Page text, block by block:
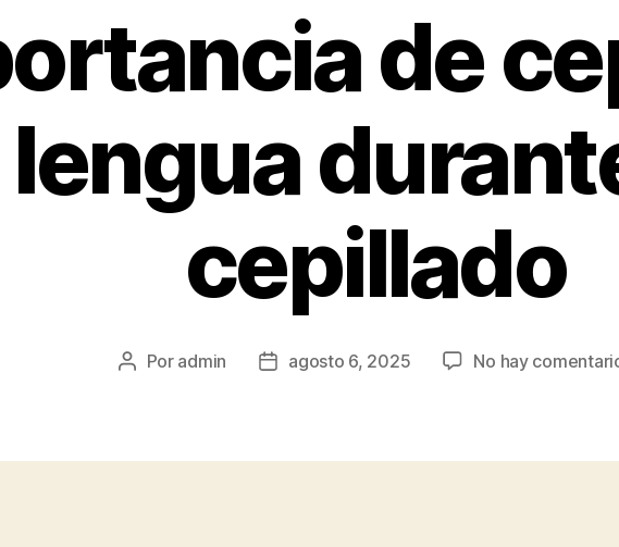
de
lengua
cepillado
Autor
Por admin
Fechaagosto 6, 2025 No hay